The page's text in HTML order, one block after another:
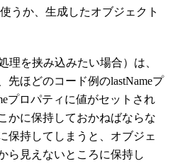
うか、生成したオブジェクト
を挟み込みたい場合）は、
ほどのコード例のlastNameプ
プロパティに値がセットされ
かに保持しておかねばならな
保持してしまうと、オブジェ
ら見えないところに保持し